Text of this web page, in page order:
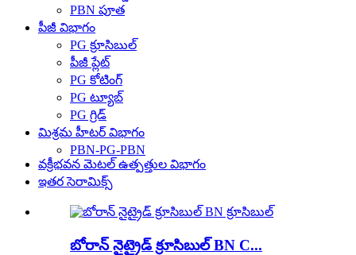
PBN పూత
పీజీ విభాగం
PG క్రూసిబుల్
పీజీ ప్లేట్
PG కోటింగ్
PG ట్యూబ్
PG గ్రిడ్
మిశ్రమ హీటర్ విభాగం
PBN-PG-PBN
వక్రీభవన మెటల్ ఉత్పత్తుల విభాగం
ఇతర సెరామిక్స్
బోరాన్ నైట్రైడ్ క్రూసిబుల్ BN C...